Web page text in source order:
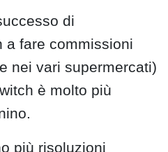
di
a fare commissioni
nei vari supermercati)
è molto più
più risoluzioni